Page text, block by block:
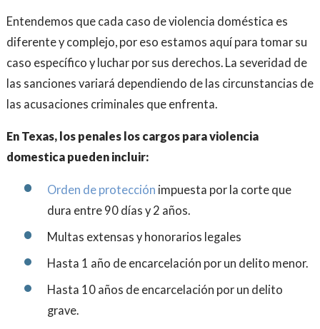
Entendemos que cada caso de violencia doméstica es
diferente y complejo, por eso estamos aquí para tomar su
caso específico y luchar por sus derechos. La severidad de
las sanciones variará dependiendo de las circunstancias de
las acusaciones criminales que enfrenta.
En Texas, los penales los cargos para violencia
domestica pueden incluir:
Orden de protección impuesta por la corte que
dura entre 90 días y 2 años.
Multas extensas y honorarios legales
Hasta 1 año de encarcelación por un delito menor.
Hasta 10 años de encarcelación por un delito
grave.